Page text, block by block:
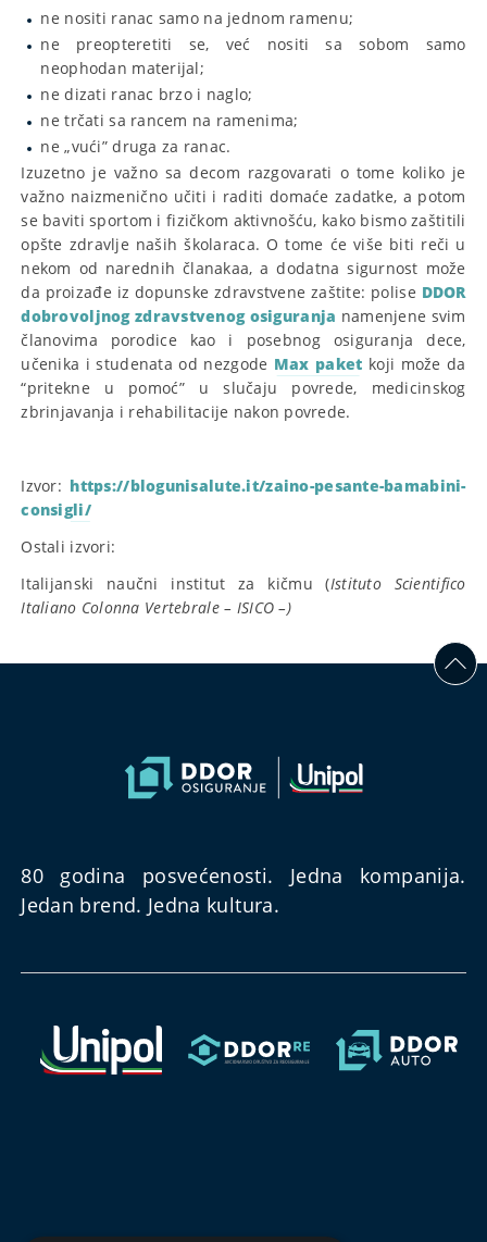
ne nositi ranac samo na jednom ramenu;
ne preopteretiti se, već nositi sa sobom samo
neophodan materijal;
ne dizati ranac brzo i naglo;
ne trčati sa rancem na ramenima;
ne „vući” druga za ranac.
Izuzetno je važno sa decom razgovarati o tome koliko je
važno naizmenično učiti i raditi domaće zadatke, a potom
se baviti sportom i fizičkom aktivnošću, kako bismo zaštitili
opšte zdravlje naših školaraca. O tome će više biti reči u
nekom od narednih članakaa, a dodatna sigurnost može
da proizađe iz dopunske zdravstvene zaštite: polise DDOR
dobrovoljnog zdravstvenog osiguranja namenjene svim
članovima porodice kao i posebnog osiguranja dece,
učenika i studenata od nezgode Max paket koji može da
“pritekne u pomoć” u slučaju povrede, medicinskog
zbrinjavanja i rehabilitacije nakon povrede.
Izvor: https://blogunisalute.it/zaino-pesante-bamabini-
consigli/
Ostali izvori:
Italijanski naučni institut za kičmu (Istituto Scientifico
Italiano Colonna Vertebrale – ISICO –)
80 godina posvećenosti. Jedna kompanija.
Jedan brend. Jedna kultura.